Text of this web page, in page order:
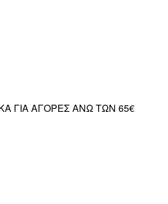
ΓΙΑ ΑΓΟΡΕΣ ΑΝΩ ΤΩΝ 65€